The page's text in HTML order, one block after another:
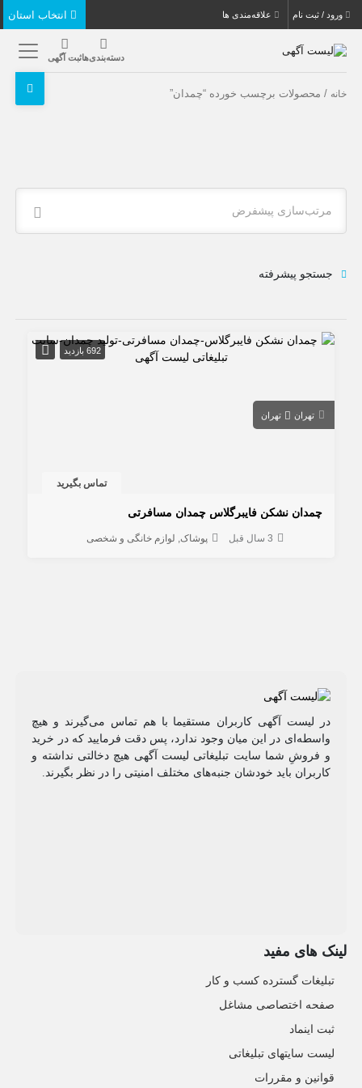
ورود / ثبت نام علاقه‌مندی ها
دسته‌بندی‌هاثبت آگهی
خانه / محصولات برچسب خورده “چمدان”
مرتب‌سازی پیشفرض
جستجو پیشرفته
692 بازدید
تهران تهران
تماس بگیرید
چمدان نشکن فایبرگلاس چمدان مسافرتی
3 سال قبل پوشاک لوازم خانگی و شخصی
در لیست آگهی کاربران مستقیما با هم تماس می‌گیرند و هیچ
واسطه‌ای در این میان وجود ندارد، پس دقت فرمایید که در خرید
و فروشِ شما سایت تبلیغاتی لیست آگهی هیچ دخالتی نداشته و
کاربران باید خودشان جنبه‌های مختلف امنیتی را در نظر بگیرند.
لینک های مفید
تبلیغات گسترده کسب و کار
صفحه اختصاصی مشاغل
ثبت اینماد
لیست سایتهای تبلیغاتی
قوانین و مقررات